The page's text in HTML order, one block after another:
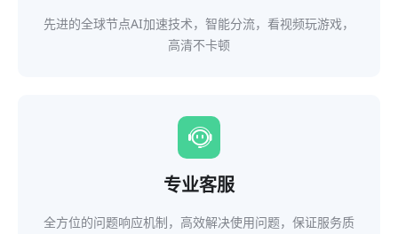
先进的全球节点AI加速技术，智能分流，看视频玩游戏，
高清不卡顿
专业客服
全方位的问题响应机制，高效解决使用问题，保证服务质